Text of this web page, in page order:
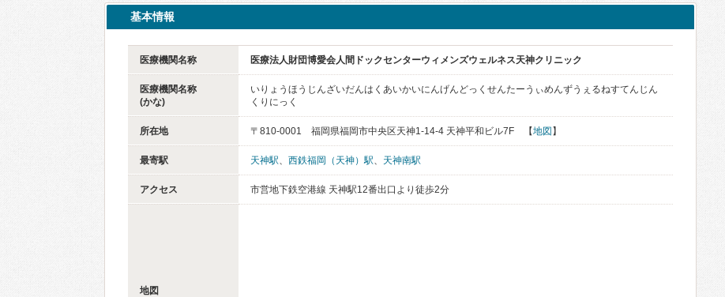
基本情報
医療機関名称 医療法人財団博愛会人間ドックセンターウィメンズウェルネス天神クリニック
医療機関名称
(かな)
いりょうほうじんざいだんはくあいかいにんげんどっくせんたーうぃめんずうぇるねすてんじん
くりにっく
所在地 〒810-0001 福岡県福岡市中央区天神1-14-4 天神平和ビル7F 【地図 】
最寄駅 天神駅、 西鉄福岡（天神）駅、 天神南駅
アクセス 市営地下鉄空港線 天神駅12番出口より徒歩2分
地図